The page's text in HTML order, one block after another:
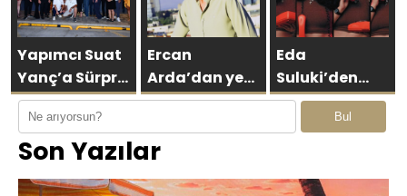
AŞK”
BOMBASI!
KAPILARINI
AÇTI!
Yapımcı Suat
Yanç’a Sürpriz
Doğum Günü
Kutlaması!
Ercan
Arda’dan yeni
tekli… ‘Bu
Eda
Suluki’den
Yeni Tekli:
“Cevapsız
Bul
Son Yazılar